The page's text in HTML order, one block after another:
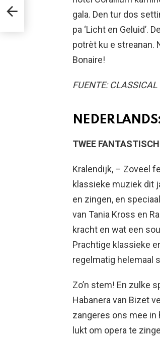
gala. Den tur dos
pa ‘Licht en Geluid’.
potrèt ku e streanan.
Bonaire!
FUENTE:
TWEE
Kralendijk, – Zoveel
klassieke muziek dit
en zingen, en
van Tania Kross en
kracht en wat een
Prachtige klassieke
regelmatig helemaal
Zo’n stem! En zulke
Habanera van Bizet
zangeres ons mee in
lukt om opera te